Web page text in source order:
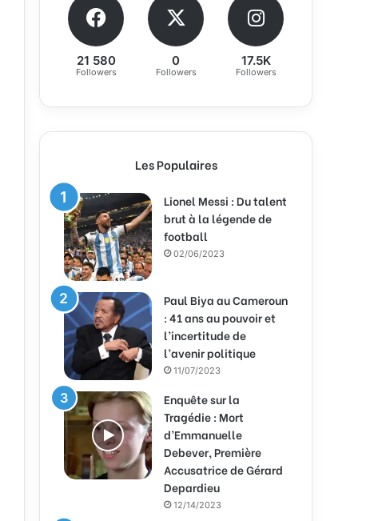
21 580
Followers
0
Followers
17.5K
Followers
Les Populaires
Lionel Messi : Du talent
brut à la légende de
football
02/06/2023
Paul Biya au Cameroun
: 41 ans au pouvoir et
l’incertitude de
l’avenir politique
11/07/2023
Enquête sur la
Tragédie : Mort
d’Emmanuelle
Debever, Première
Accusatrice de Gérard
Depardieu
12/14/2023